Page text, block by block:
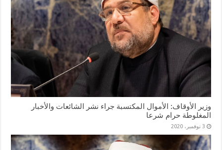
وزير الأوقاف: الأموال المكتسبة جراء نشر الشائعات والأخبار
المغلوطة حرام شرعا
3 نوفمبر، 2020